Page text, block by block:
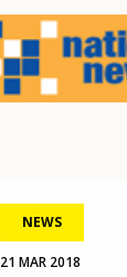
NEWS
21 MAR 2018